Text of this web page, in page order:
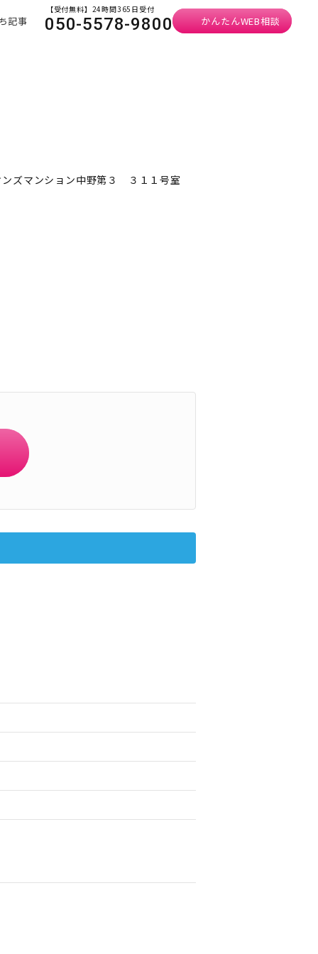
記事
【受付無料】24時間365日受付
050-5578-9800 かんたんWEB相談
ズマンション中野第３ ３１１号室